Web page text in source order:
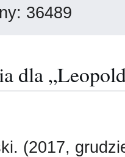
36489
dla
(2017,